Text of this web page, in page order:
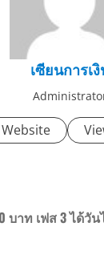
เซียนการเ
บาท เฟส 3 ได้